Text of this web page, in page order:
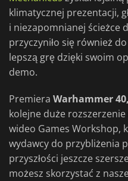
klimatycznej prezentacji,
i niezapomnianej ścieżce
przyczyniło się również do
lepszą grę dzięki swoim
demo.
Premiera Warhammer
kolejne duże
wideo Games Workshop,
wydawcy do przybliżenia
przyszłości jeszcze
możesz skorzystać z